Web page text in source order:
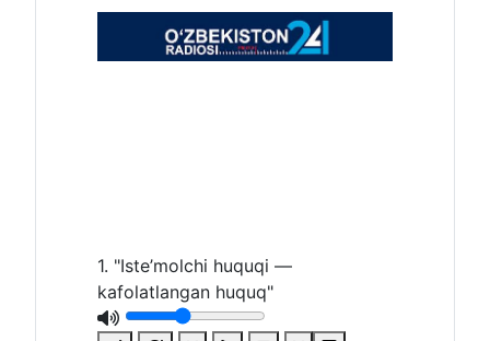
1. "Iste’molchi huquqi —
kafolatlangan huquq"